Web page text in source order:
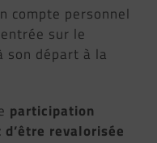
compte personnel
sur le
son départ à la
participation
revalorisée